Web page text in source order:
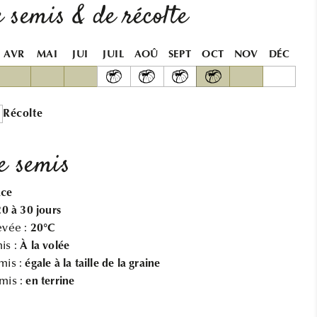
MYRTILLIER
SAUVAGE
MYRTILLIER
SAUVAGE
& de récolte
AVR MAI JUI JUIL AOÛ SEPT OCT NOV DÉC
Récolte
semis
à 30 jours
: 20°C
:À la volée
:égale à la taille de la graine
:en terrine